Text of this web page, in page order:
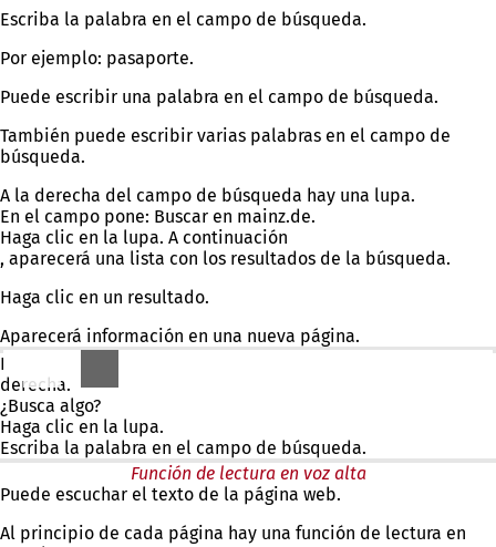
Escriba la palabra en el campo de búsqueda.
Por ejemplo: pasaporte.
Puede escribir una palabra en el campo de búsqueda.
También puede escribir varias palabras en el campo de
búsqueda.
A la derecha del campo de búsqueda hay una lupa.
En el campo pone: Buscar en mainz.de.
Haga clic en la lupa. A continuación
, aparecerá una lista con los resultados de la búsqueda.
Haga clic en un resultado.
Aparecerá información en una nueva página.
En todas las páginas hay una lupa en la parte superior
derecha.
¿Busca algo?
Haga clic en la lupa.
Escriba la palabra en el campo de búsqueda.
Función de lectura en voz alta
Puede escuchar el texto de la página web.
Al principio de cada página hay una función de lectura en